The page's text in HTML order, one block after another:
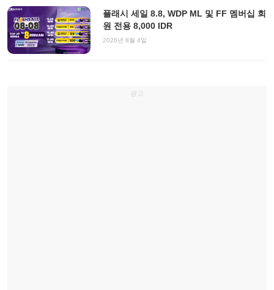
플래시 세일 8.8, WDP ML 및 FF 멤버십 회
원 전용 8,000 IDR
2026년 8월 4일
광고